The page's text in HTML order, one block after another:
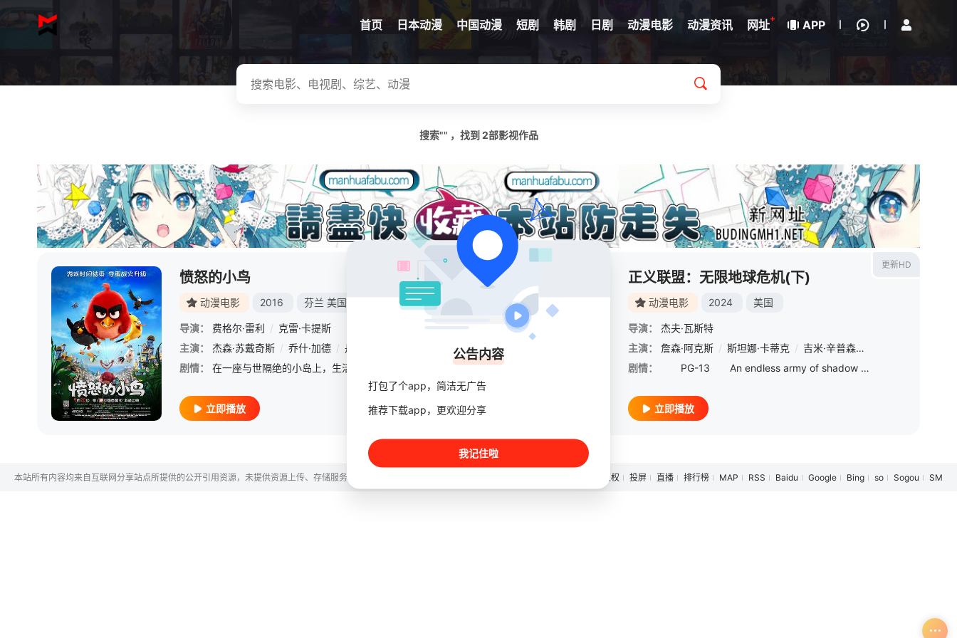
首页 日本动漫 中国动漫 短剧 韩剧 日剧 动漫电影 动漫资讯 网址+ APP
搜索"" ，找到 2部影视作品
HD
愤怒的小鸟
动漫电影 2016 芬兰 美国
导演： 费格尔·雷利 / 克雷·卡提斯
主演：
杰森·苏戴奇斯 / 乔什·加德 / 丹尼·麦克布莱德 玛娅·鲁道夫 / 西恩·潘 彼特·丁拉基 / 比尔·哈德尔 / 托尼·海尔 丹妮尔·布鲁克斯
剧情：
立即播放
更新HD
正义联盟：无限地球危机(下)
动漫电影 2024 美国
导演：
杰夫·瓦斯特
主演：
詹森·阿克斯 / 斯坦娜·卡蒂克 / 吉米·辛普森 /
剧情：
PG-13 An endless army of shadow demons bent on the destruction of all reality swarms over our wor
立即播放
版权 投屏 直播 排行榜 MAP RSS Baidu Google Bing so Sogou SM
本站所有内容均来自互联网分享站点所提供的公开引用资源，未提供资源上传、存储服务。
公告内容
打包了个app，简洁无广告
推荐下载app，更欢迎分享
我记住啦